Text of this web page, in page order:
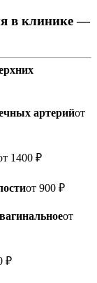
в клинике —
артерийот
1400 ₽
от 900 ₽
от
₽